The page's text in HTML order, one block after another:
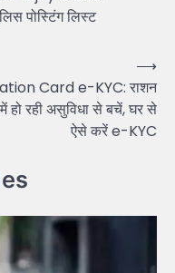
पोस्टिंग लिस्ट
Card e-KYC: राशन
में हो रही असुविधा से बचें, घर से
ऐसे करें e-KYC
⟶